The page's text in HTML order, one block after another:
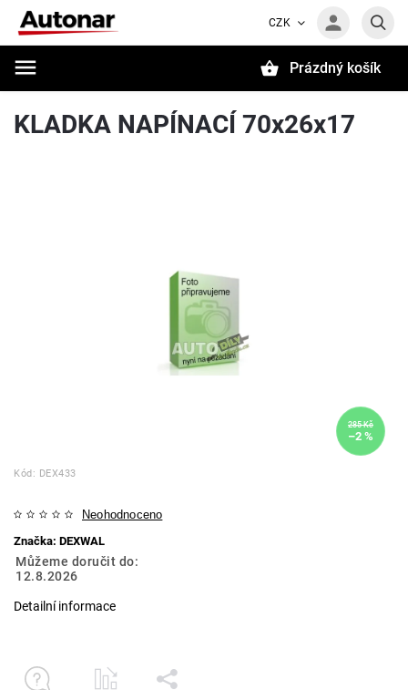
CZK
Prázdný košík
KLADKA NAPÍNACÍ 70x26x17
285 Kč
–2 %
Kód: DEX433
Neohodnoceno
Značka: DEXWAL
Můžeme doručit do:
12.8.2026
Detailní informace